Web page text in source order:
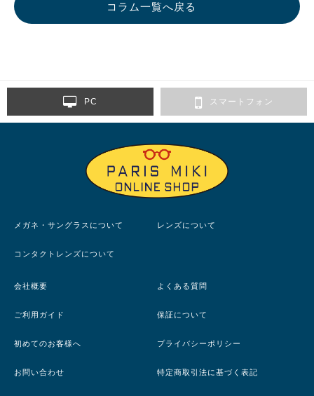
コラム一覧へ戻る
PC スマートフォン
メガネ・サングラスについて レンズについて
コンタクトレンズについて
会社概要 よくある質問
ご利用ガイド 保証について
初めてのお客様へ プライバシーポリシー
お問い合わせ 特定商取引法に基づく表記